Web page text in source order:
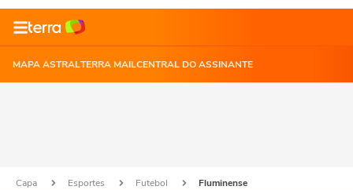
MAPA ASTRALTERRA MAILCENTRAL DO ASSINANTE
Capa Esportes Futebol Fluminense